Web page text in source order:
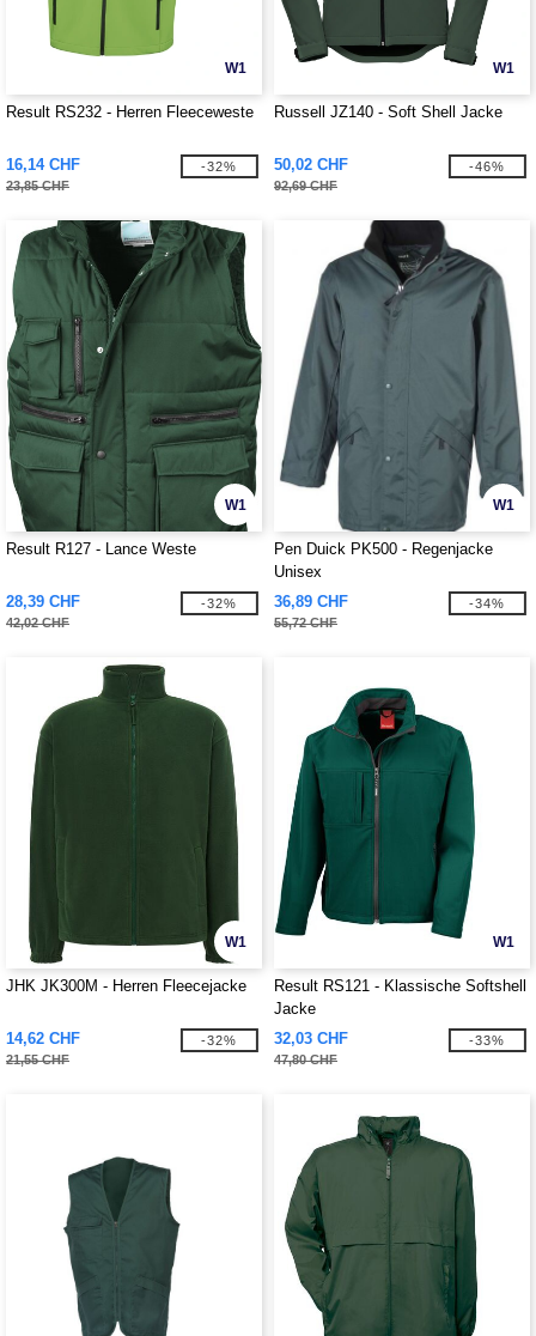
W1
Result RS232 - Herren Fleeceweste
16,14 CHF
23,85 CHF
-32%
W1
Russell JZ140 - Soft Shell Jacke
50,02 CHF
92,69 CHF
-46%
W1
Result R127 - Lance Weste
28,39 CHF
42,02 CHF
-32%
W1
Pen Duick PK500 - Regenjacke
Unisex
36,89 CHF
55,72 CHF
-34%
W1
JHK JK300M - Herren Fleecejacke
14,62 CHF
21,55 CHF
-32%
W1
Result RS121 - Klassische Softshell
Jacke
32,03 CHF
47,80 CHF
-33%